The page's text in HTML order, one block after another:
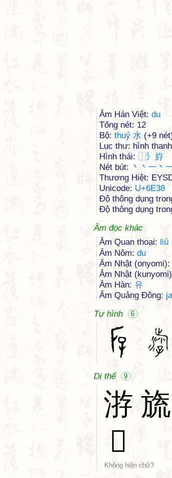
Âm Hán Việt: du
Tổng nét: 12
Bộ: thuỷ 水 (+9
Lục thư: hình
Hình thái: ⿰⺡ 斿
Nét bút: 丶丶一丶
Thương Hiệt:
Unicode: U+6E38
Độ thông dụng
Độ thông dụng
Âm đọc khác
Âm Quan thoại: liú
Âm Nôm: du
Âm Nhật (onyomi):
Âm Nhật
Âm Hàn: 유
Âm Quảng Đông:
Tự hình
6
Dị thể 9
㳺 旒
𨒰
Không hiện chữ?